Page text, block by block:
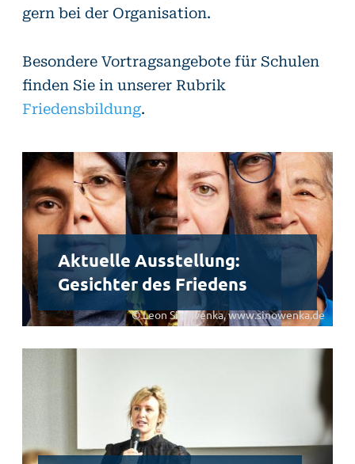
gern bei der Organisation.
Besondere Vortragsangebote für Schulen
finden Sie in unserer Rubrik
Friedensbildung.
© Leon Sinowenka, www.sinowenka.de
Aktuelle Ausstellung:
Gesichter des Friedens